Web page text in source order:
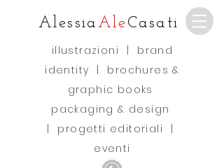
AlessiaAleCasati
illustrazioni
brand
identity
brochures &
graphic books
packaging & design
progetti editoriali
eventi